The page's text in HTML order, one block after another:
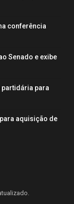
conferência
Senado e exibe
partidária para
aquisição de